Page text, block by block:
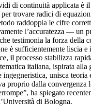
di continuità applicata è
trovare radici di
raddoppia le cifre
l’accuratezza — un
testimonia la forza della
è sufficientemente liscia e
il processo stabilizza
italiana, ispirata alla
ingegneristica, unisca teoria
proprio dalla convergenza
ha spiegato
di Bologna.